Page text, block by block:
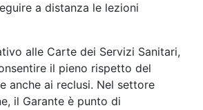
a distanza le lezioni
alle Carte dei Servizi Sanitari,
il pieno rispetto del
anche ai reclusi. Nel settore
il Garante è punto di